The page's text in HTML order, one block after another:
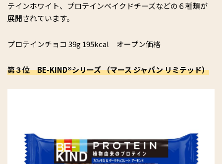
テインホワイト、プロテインベイクドチーズなどの６種類が
展開されています。
プロテインチョコ 39g 195kcal オープン価格
第３位 BE-KIND®シリーズ （マース ジャパン リミテッド）